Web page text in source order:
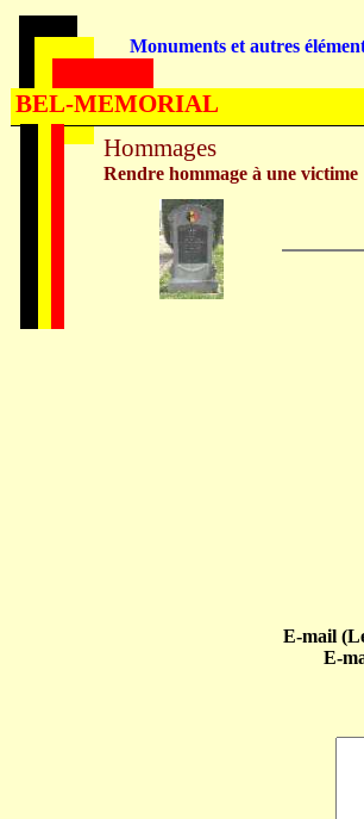
E-mail
E-
Hommages
Rendre hommage à une victime
Monuments et autres
BEL-MEMORIAL